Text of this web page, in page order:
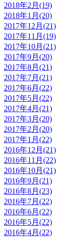
2018年2月(19)
2018年1月(20)
2017年12月(21)
2017年11月(19)
2017年10月(21)
2017年9月(20)
2017年8月(21)
2017年7月(21)
2017年6月(22)
2017年5月(22)
2017年4月(21)
2017年3月(20)
2017年2月(20)
2017年1月(22)
2016年12月(21)
2016年11月(22)
2016年10月(21)
2016年9月(21)
2016年8月(23)
2016年7月(22)
2016年6月(22)
2016年5月(22)
2016年4月(22)